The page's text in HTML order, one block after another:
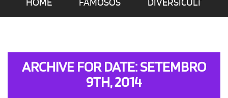
HOME FAMOSOS DIVERSICULT
OLHA ISSO! EU QUERO!
ARCHIVE FOR DATE: SETEMBRO
9TH, 2014